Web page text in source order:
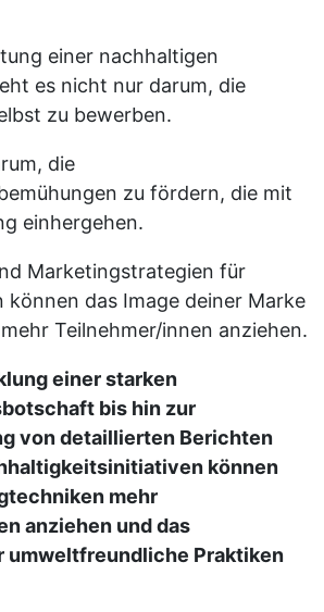
einer nachhaltigen
es nicht nur darum, die
zu bewerben.
die
zu fördern, die mit
einhergehen.
Marketingstrategien für
können das Image deiner Marke
Teilnehmer/innen anziehen.
einer starken
bis hin zur
von detaillierten Berichten
können
mehr
anziehen und das
umweltfreundliche Praktiken